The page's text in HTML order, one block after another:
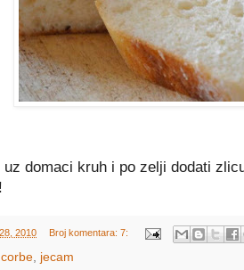
uz domaci kruh i po zelji dodati
2010 Broj komentara: 7:
corbe jecam